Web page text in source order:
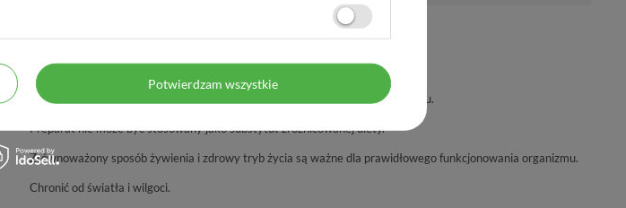
Nie przekraczać zalecanej porcji do spożycia w ciągu dnia.
Nie stosować w przypadku uczulenia na którykolwiek ze składników preparatu.
Preparat nie może być stosowany jako substytut zróżnicowanej diety.
Zrównoważony sposób żywienia i zdrowy tryb życia są ważne dla prawidłowego funkcjonowania organizmu.
Chronić od światła i wilgoci.
Potwierdzam wszystkie